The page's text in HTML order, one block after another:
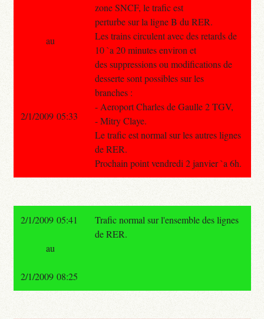
zone SNCF, le trafic est
perturbe sur la ligne B du RER.
Les trains circulent avec des retards de
10 `a 20 minutes environ et
des suppressions ou modifications de
desserte sont possibles sur les
branches :
- Aeroport Charles de Gaulle 2 TGV,
- Mitry Claye.
Le trafic est normal sur les autres lignes
de RER.
Prochain point vendredi 2 janvier `a 6h.
au
2/1/2009 05:33
2/1/2009 05:41
Trafic normal sur l'ensemble des lignes
de RER.
au
2/1/2009 08:25